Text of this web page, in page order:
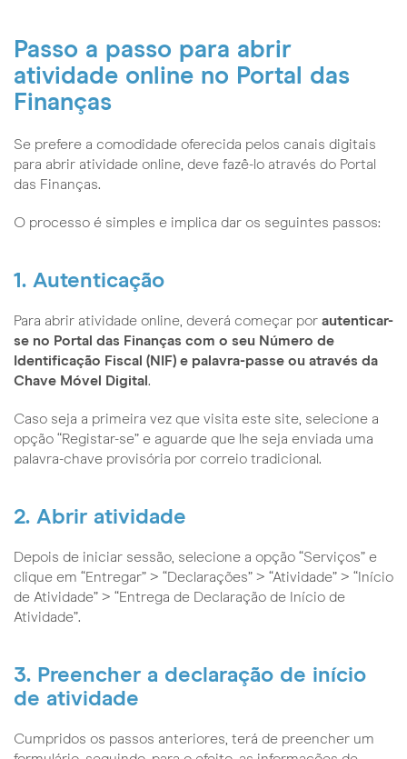
Passo a passo para abrir
atividade online no Portal das
Finanças
Se prefere a comodidade oferecida pelos canais digitais
para abrir atividade online, deve fazê-lo através do Portal
das Finanças.
O processo é simples e implica dar os seguintes passos:
1. Autenticação
Para abrir atividade online, deverá começar por autenticar-
se no Portal das Finanças com o seu Número de
Identificação Fiscal (NIF) e palavra-passe ou através da
Chave Móvel Digital .
Caso seja a primeira vez que visita este site, selecione a
opção “Registar-se” e aguarde que lhe seja enviada uma
palavra-chave provisória por correio tradicional.
2. Abrir atividade
Depois de iniciar sessão, selecione a opção “Serviços” e
clique em “Entregar” > “Declarações” > “Atividade” > “Início
de Atividade” > “Entrega de Declaração de Início de
Atividade”.
3. Preencher a declaração de início
de atividade
Cumpridos os passos anteriores, terá de preencher um